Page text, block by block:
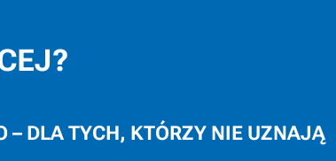
– DLA TYCH, KTÓRZY NIE UZNAJĄ